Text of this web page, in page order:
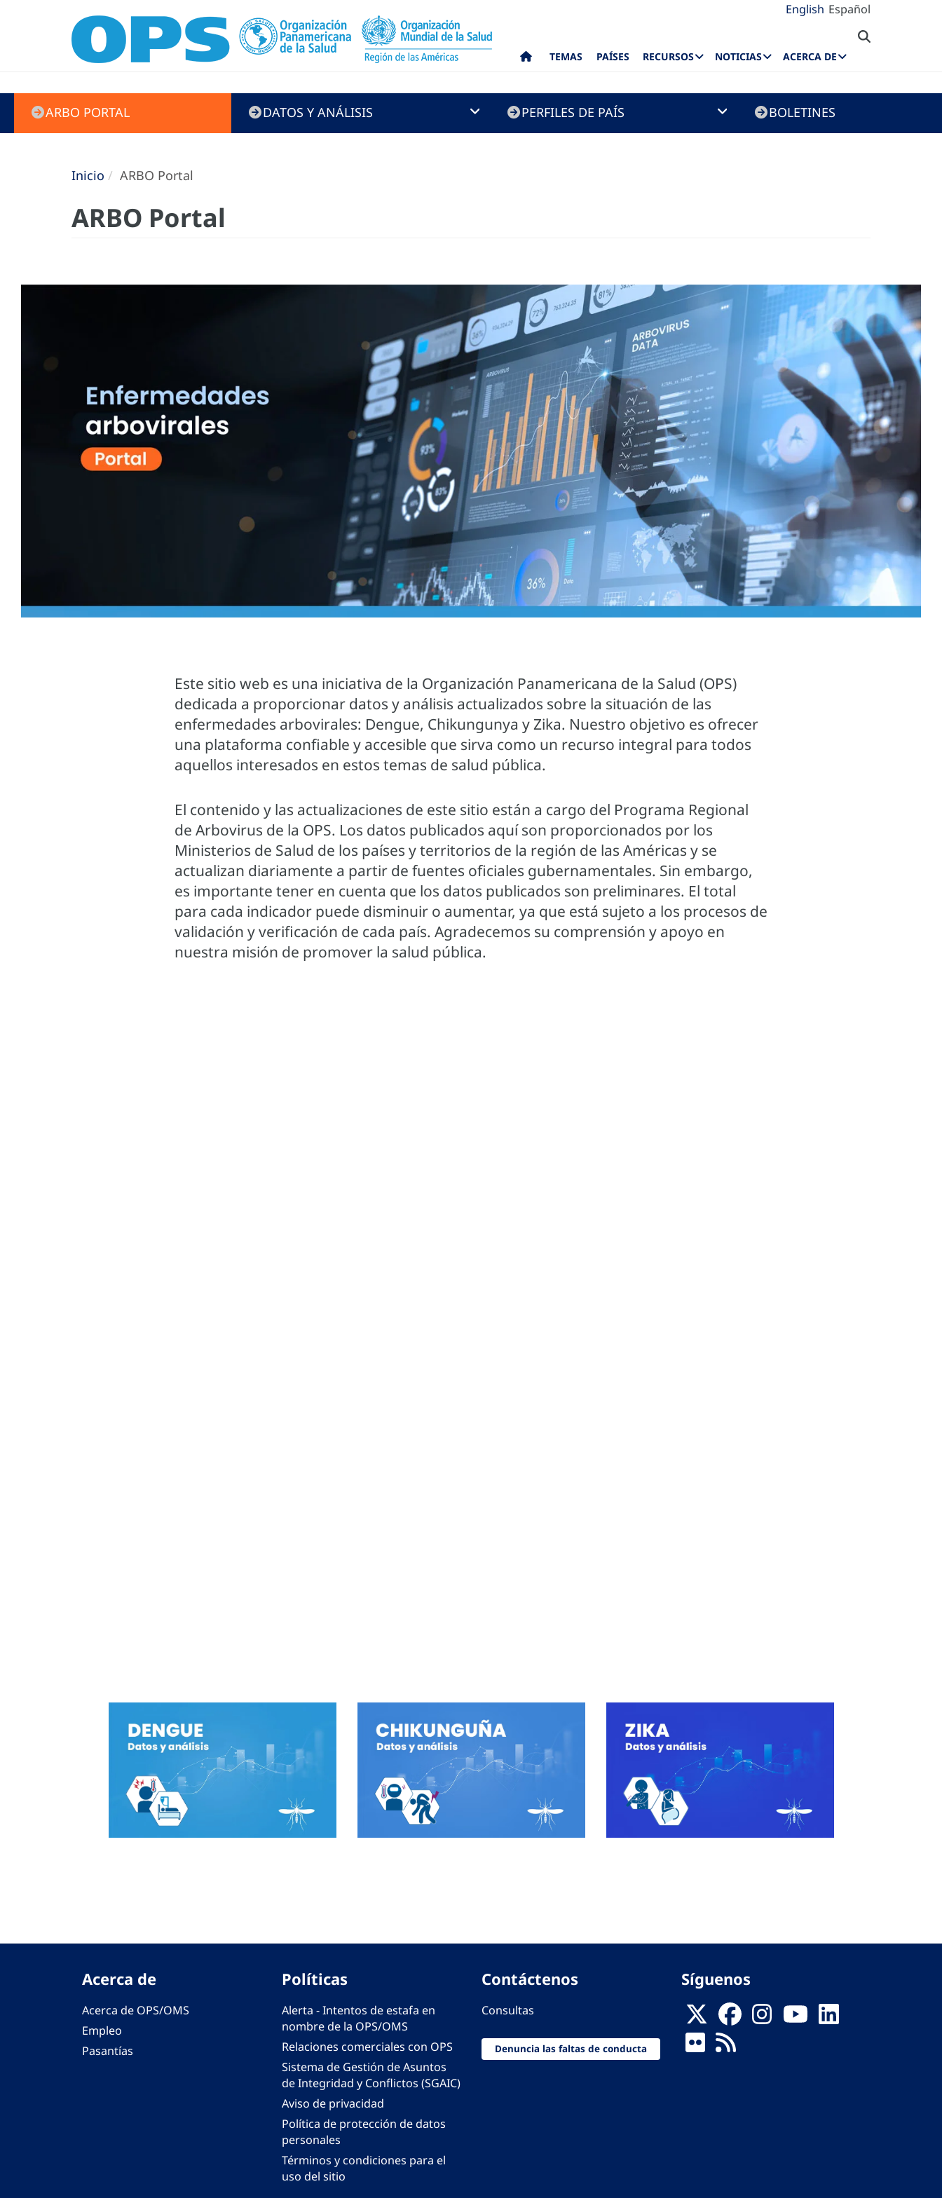
English Español
TEMAS PAÍSES RECURSOS NOTICIAS ACERCA DE
ARBO
Portal
ARBO PORTAL DATOS Y ANÁLISIS PERFILES DE PAÍS BOLETINES
Inicio ARBO Portal
ARBO Portal
Este sitio web es una iniciativa de la Organización Panamericana de la Salud (OPS)
dedicada a proporcionar datos y análisis actualizados sobre la situación de las
enfermedades arbovirales: Dengue, Chikungunya y Zika. Nuestro objetivo es ofrecer
una plataforma confiable y accesible que sirva como un recurso integral para todos
aquellos interesados en estos temas de salud pública.
El contenido y las actualizaciones de este sitio están a cargo del Programa Regional
de Arbovirus de la OPS. Los datos publicados aquí son proporcionados por los
Ministerios de Salud de los países y territorios de la región de las Américas y se
actualizan diariamente a partir de fuentes oficiales gubernamentales. Sin embargo,
es importante tener en cuenta que los datos publicados son preliminares. El total
para cada indicador puede disminuir o aumentar, ya que está sujeto a los procesos de
validación y verificación de cada país. Agradecemos su comprensión y apoyo en
nuestra misión de promover la salud pública.
Acerca de
Acerca de OPS/OMS
Empleo
Pasantías
Políticas
Alerta - Intentos de estafa en
nombre de la OPS/OMS
Relaciones comerciales con OPS
Sistema de Gestión de Asuntos
de Integridad y Conflictos (SGAIC)
Aviso de privacidad
Política de protección de datos
personales
Términos y condiciones para el
uso del sitio
Contáctenos
Consultas
Denuncia las faltas de conducta
Síguenos